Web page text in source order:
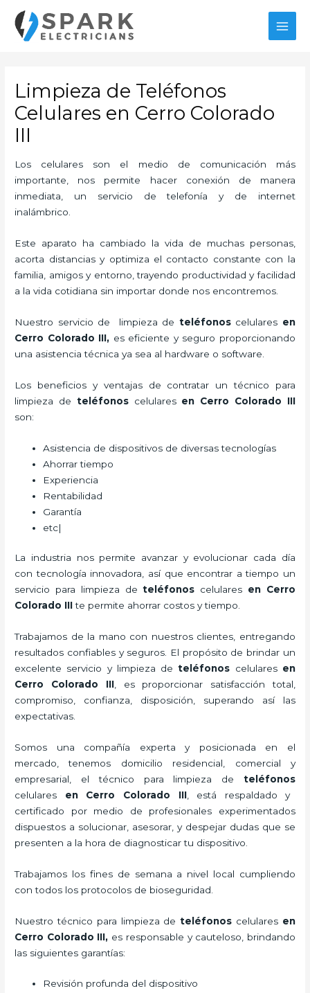
contenido
Limpieza de Teléfonos
Celulares en Cerro Colorado
III
Los celulares son el medio de comunicación más
importante, nos permite hacer conexión de manera
inmediata, un servicio de telefonía y de internet
inalámbrico.
Este aparato ha cambiado la vida de muchas personas,
acorta distancias y optimiza el contacto constante con la
familia, amigos y entorno, trayendo productividad y facilidad
a la vida cotidiana sin importar donde nos encontremos.
Nuestro servicio de limpieza de teléfonoscelulares en
Cerro Colorado III, es eficiente y seguro proporcionando
una asistencia técnica ya sea al hardware o software.
Los beneficios y ventajas de contratar un técnico para
limpieza de teléfonoscelularesen Cerro Colorado III
son:
Asistencia de dispositivos de diversas tecnologías
Ahorrar tiempo
Experiencia
Rentabilidad
Garantía
etc|
La industria nos permite avanzar y evolucionar cada día
con tecnología innovadora, así que encontrar a tiempo un
servicio para limpieza deteléfonos celulares en Cerro
Colorado IIIte permite ahorrar costos y tiempo.
Trabajamos de la mano con nuestros clientes, entregando
resultados confiables y seguros. El propósito de brindar un
excelente servicio y limpieza deteléfonos celularesen
Cerro Colorado III, es proporcionar satisfacción total,
compromiso, confianza, disposición, superando así las
expectativas.
Somos una compañía experta y posicionada en el
mercado, tenemos domicilio residencial, comercial y
empresarial, el técnico para limpieza de teléfonos
celulares en Cerro Colorado III, está respaldado y
certificado por medio de profesionales experimentados
dispuestos a solucionar, asesorar, y despejar dudas que se
presenten a la hora de diagnosticar tu dispositivo.
Trabajamos los fines de semana a nivel local cumpliendo
con todos los protocolos de bioseguridad.
Nuestro técnico para limpieza deteléfonos celulares en
Cerro Colorado III, es responsable y cauteloso, brindando
las siguientes garantías:
Revisión profunda del dispositivo